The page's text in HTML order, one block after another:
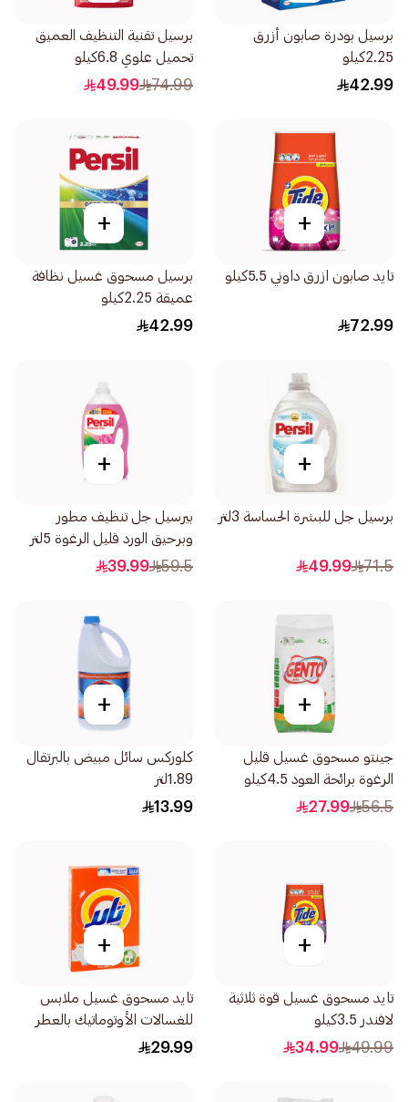
برسيل بودرة صابون أزرق
2.25كيلو
42.99
برسيل تقنية التنظيف العميق
تحميل علوي 6.8كيلو
74.99
49.99
+
تايد صابون ازرق داوني 5.5كيلو
72.99
+
برسيل مسحوق غسيل نظافة
عميقة 2.25كيلو
42.99
+
برسيل جل للبشرة الحساسة 3لتر
71.5
49.99
+
بيرسيل جل تنظيف مطور
وبرحيق الورد قليل الرغوة 5لتر
59.5
39.99
+
جينتو مسحوق غسيل قليل
الرغوة برائحة العود 4.5كيلو
56.5
27.99
+
كلوركس سائل مبيض بالبرتقال
1.89لتر
13.99
+
تايد مسحوق غسيل قوة ثلاثية
لافندر 3.5كيلو
49.99
34.99
+
تايد مسحوق غسيل ملابس
للغسالات الأوتوماتيك بالعطر
الأصلي 1.5 كجم
29.99